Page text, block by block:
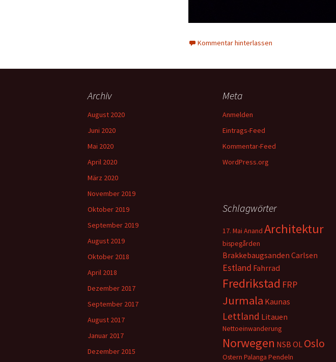
Kommentar hinterlassen
Archiv
August 2020
Juni 2020
Mai 2020
April 2020
März 2020
November 2019
Oktober 2019
September 2019
August 2019
Oktober 2018
April 2018
Dezember 2017
September 2017
August 2017
Januar 2017
Dezember 2015
Meta
Anmelden
Eintrags-Feed
Kommentar-Feed
WordPress.org
Schlagwörter
17. Mai Anand Architektur
bispegården
Brakkebaugsanden Carlsen
Estland Fahrrad
Fredrikstad FRP
Jurmala Kaunas
Lettland Litauen
Nettoeinwanderung
Norwegen NSB OL Oslo
Ostern Palanga Pendeln